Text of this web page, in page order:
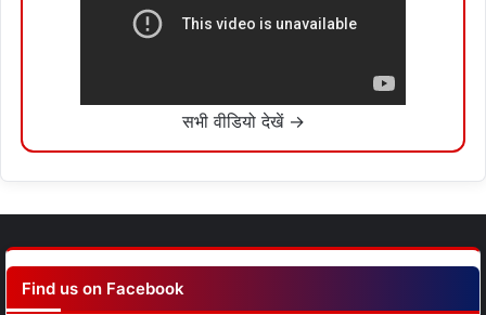
सभी वीडियो देखें →
Find us on Facebook